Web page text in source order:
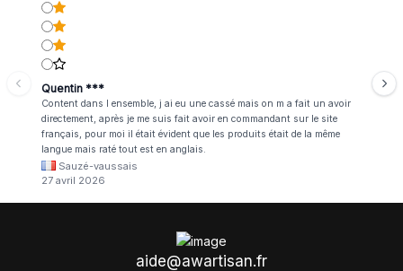
Quentin ***
Content dans l ensemble, j ai eu une cassé mais on m a fait un avoir
directement, après je me suis fait avoir en commandant sur le site
français, pour moi il était évident que les produits était de la même
langue mais raté tout est en anglais.
Sauzé-vaussais
27 avril 2026
aide@awartisan.fr